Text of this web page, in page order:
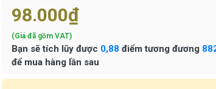
98.000₫
(Giá đã gồm VAT)
Bạn sẽ tích lũy được 0,88 điểm tương đương
để mua hàng lần sau